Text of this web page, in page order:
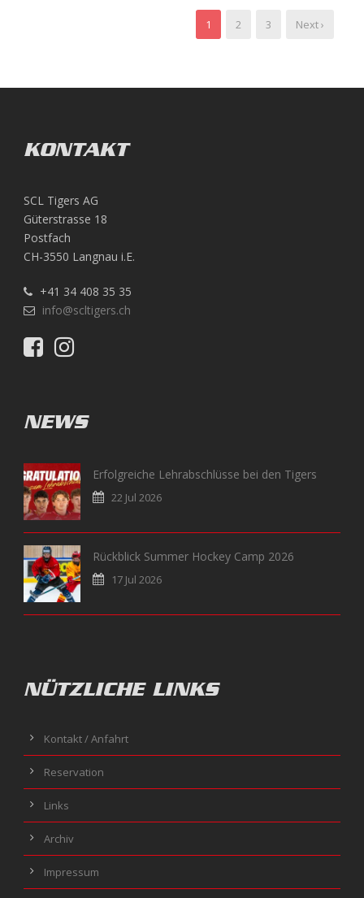
1 2 3 Next ›
KONTAKT
SCL Tigers AG
Güterstrasse 18
Postfach
CH-3550 Langnau i.E.
+41 34 408 35 35
info@scltigers.ch
NEWS
Erfolgreiche Lehrabschlüsse bei den Tigers
22 Jul 2026
Rückblick Summer Hockey Camp 2026
17 Jul 2026
NÜTZLICHE LINKS
Kontakt / Anfahrt
Reservation
Links
Archiv
Impressum